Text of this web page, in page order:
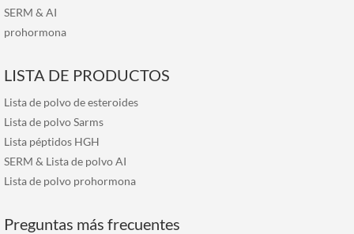
SERM & AI
prohormona
LISTA DE PRODUCTOS
Lista de polvo de esteroides
Lista de polvo Sarms
Lista péptidos HGH
SERM & Lista de polvo AI
Lista de polvo prohormona
Preguntas más frecuentes